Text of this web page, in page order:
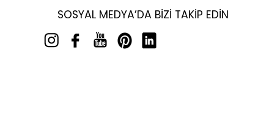
SOSYAL MEDYA’DA BIZI TAKIP EDIN